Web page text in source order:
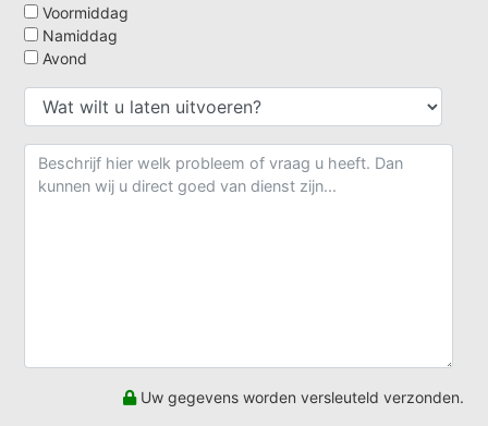
Voormiddag
Namiddag
Avond
Uw gegevens worden versleuteld verzonden.